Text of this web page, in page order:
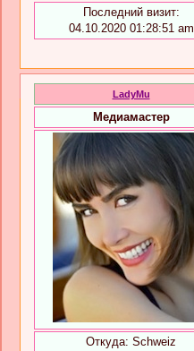
Последний визит:
04.10.2020 01:28:51 am
LadyMu
Медиамастер
Откуда: Schweiz